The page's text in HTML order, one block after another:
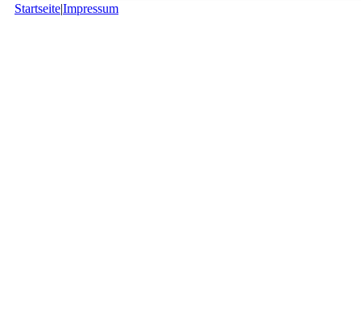
Startseite|Impressum